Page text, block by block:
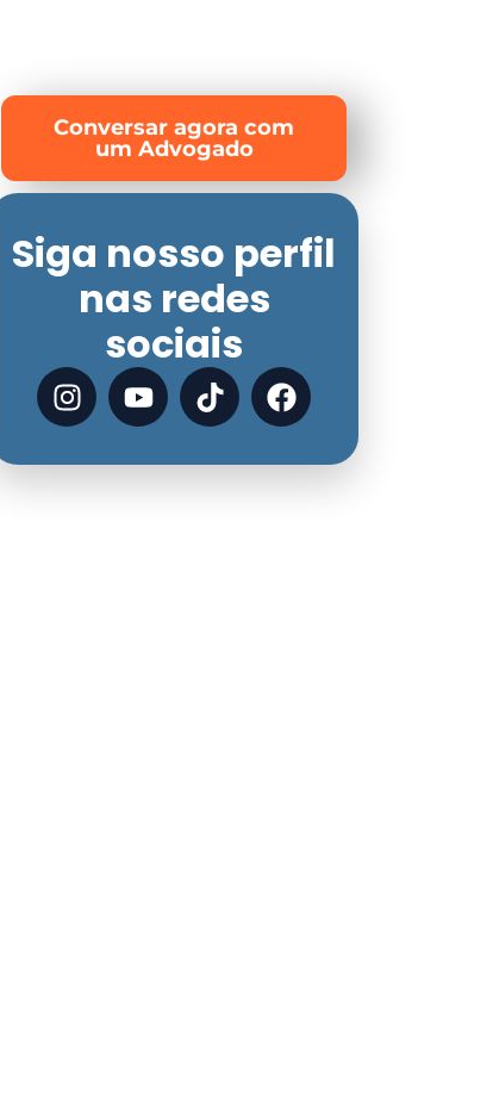
Conversar agora com
um Advogado
Siga nosso perfil
nas redes
sociais